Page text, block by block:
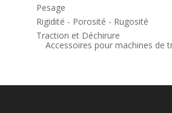
Pesage
Rigidité - Porosité - Rugosité
Traction et Déchirure
Accessoires pour machines de